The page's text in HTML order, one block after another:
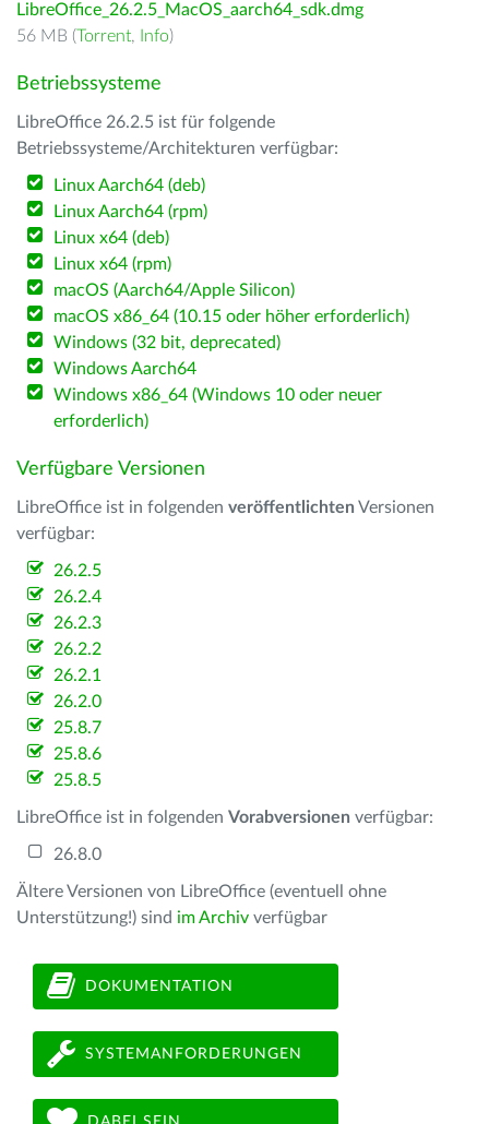
LibreOffice_26.2.5_MacOS_aarch64_sdk.dmg
56 MB (Torrent, Info)
Betriebssysteme
LibreOffice 26.2.5 ist für folgende
Betriebssysteme/Architekturen verfügbar:
Linux Aarch64 (deb)
Linux Aarch64 (rpm)
Linux x64 (deb)
Linux x64 (rpm)
macOS (Aarch64/Apple Silicon)
macOS x86_64 (10.15 oder höher erforderlich)
Windows (32 bit, deprecated)
Windows Aarch64
Windows x86_64 (Windows 10 oder neuer
erforderlich)
Verfügbare Versionen
LibreOffice ist in folgenden veröffentlichten Versionen
verfügbar:
26.2.5
26.2.4
26.2.3
26.2.2
26.2.1
26.2.0
25.8.7
25.8.6
25.8.5
LibreOffice ist in folgenden Vorabversionen verfügbar:
26.8.0
Ältere Versionen von LibreOffice (eventuell ohne
Unterstützung!) sind im Archiv verfügbar
DOKUMENTATION
SYSTEMANFORDERUNGEN